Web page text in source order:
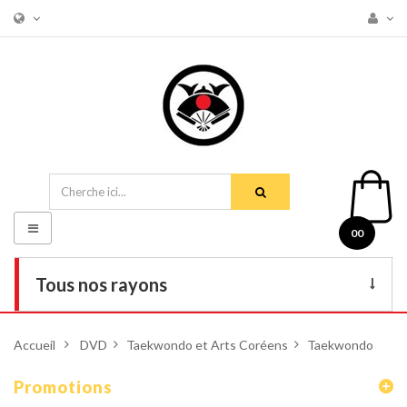
00
Tous nos rayons
Armes
Basculer
la
navigation
Accueil > DVD > Taekwondo et Arts Coréens > Taekwondo
Promotions